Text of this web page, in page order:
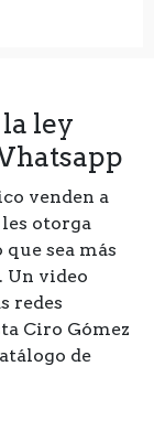
ley
venden a
otorga
sea más
Un video
redes
Ciro Gómez
de